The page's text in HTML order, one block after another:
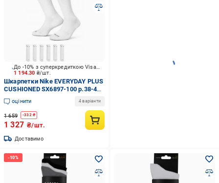
1 194.30 ₴/шт.
До -10% з суперкредиткою Visa Вигода
Шкарпетки Nike EVERYDAY PLUS
CUSHIONED SX6897-100 р.38-42
білий 6 шт.
оцінити 4 варіанти
1 659 -332₴
1 327 ₴/шт.
Доставимо